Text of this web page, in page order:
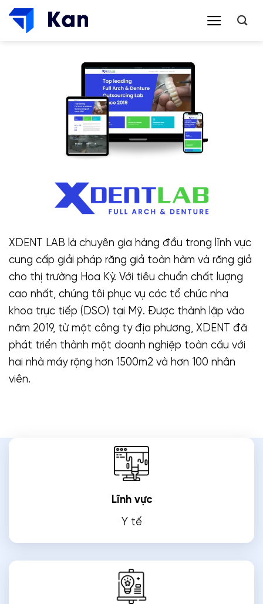
Bỏ
qua
XDENT LAB là chuyên gia hàng đầu trong lĩnh vực
cung cấp giải pháp răng giả toàn hàm và răng giả
cho thị trường Hoa Kỳ. Với tiêu chuẩn chất lượng
cao nhất, chúng tôi phục vụ các tổ chức nha
khoa trực tiếp (DSO) tại Mỹ. Được thành lập vào
năm 2019, từ một công ty địa phương, XDENT đã
phát triển thành một doanh nghiệp toàn cầu với
hai nhà máy rộng hơn 1500m2 và hơn 100 nhân
viên.
Lĩnh vực
Y tế